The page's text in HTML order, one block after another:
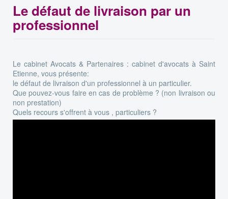
Le défaut de livraison par un
professionnel
Le cabinet Avocats & Partenaires : cabinet d'avocats à Saint
Etienne, vous présente:
le défaut de livraison d'un professionnel à un particulier.
Que pouvez-vous faire en cas de problème ? (non livraison ou
non prestation)
Quels recours s'offrent à vous , particuliers ?